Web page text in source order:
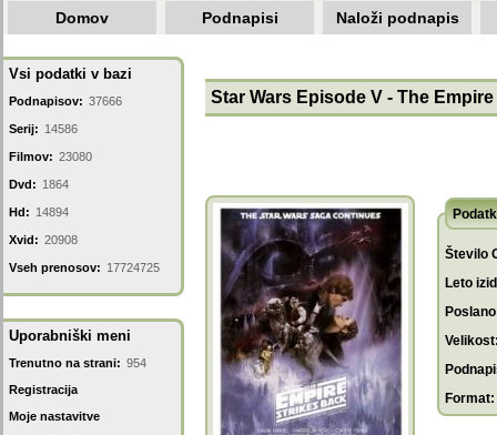
Domov Podnapisi Naloži podnapis
Vsi podatki v bazi
Podnapisov: 37666
Serij: 14586
Filmov: 23080
Dvd: 1864
Hd: 14894
Xvid: 20908
Vseh prenosov: 17724725
Uporabniški meni
Trenutno na strani: 954
Registracija
Moje nastavitve
Star Wars Episode V - The
Število
Leto
Format: